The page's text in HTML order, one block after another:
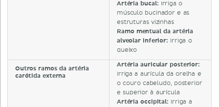
Artéria bucal: Irriga o
músculo bucinador e as
estruturas vizinhas
Ramo mentual da artéria
alveolar inferior: Irriga o
queixo
Outros ramos da artéria
carótida externa
Artéria auricular posterior:
Irriga a aurícula da orelha e
o couro cabeludo, posterior
e superior à aurícula
Artéria occipital: Irriga a